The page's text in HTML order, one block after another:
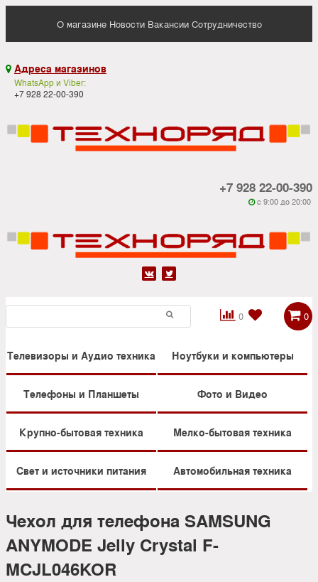
О магазине Новости Вакансии Сотрудничество
 Адреса магазинов
WhatsApp и Viber:
+7 928 22-00-390
+7 928 22-00-390
 c 9:00 до 20:00
 
0

 0
Телевизоры и Аудио техника Ноутбуки и компьютеры
Телефоны и Планшеты Фото и Видео
Крупно-бытовая техника Мелко-бытовая техника
Свет и источники питания Автомобильная техника
Чехол для телефона SAMSUNG
ANYMODE Jelly Crystal F-
MCJL046KOR